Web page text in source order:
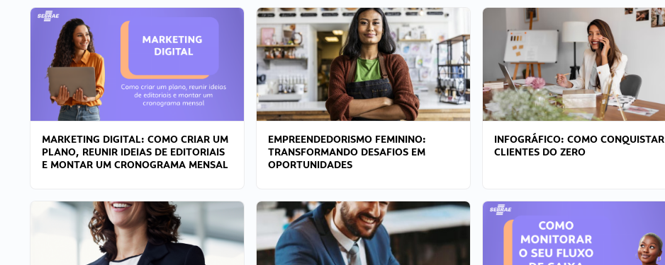
MARKETING DIGITAL: COMO CRIAR UM
PLANO, REUNIR IDEIAS DE EDITORIAIS
E MONTAR UM CRONOGRAMA MENSAL
EMPREENDEDORISMO FEMININO:
TRANSFORMANDO DESAFIOS EM
OPORTUNIDADES
INFOGRÁFICO: COMO CONQUISTAR
CLIENTES DO ZERO